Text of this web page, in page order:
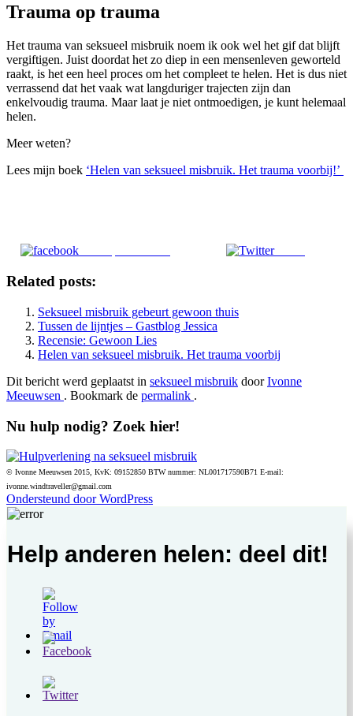
Trauma op trauma
Het trauma van seksueel misbruik noem ik ook wel het gif dat blijft
vergiftigen. Juist doordat het zo diep in een mensenleven geworteld
raakt, is het een heel proces om het compleet te helen. Het is dus niet
verrassend dat het vaak wat langduriger trajecten zijn dan
enkelvoudig trauma. Maar laat je niet ontmoedigen, je kunt helemaal
helen.
Meer weten?
Lees mijn boek ‘Helen van seksueel misbruik. Het trauma voorbij!’
Tweet
Related posts:
Seksueel misbruik gebeurt gewoon thuis
Tussen de lijntjes – Gastblog Jessica
Recensie: Gewoon Lies
Helen van seksueel misbruik. Het trauma voorbij
Dit bericht werd geplaatst in seksueel misbruik doorIvonne
Meeuwsen . Bookmark de permalink .
Nu hulp nodig? Zoek hier!
© Ivonne Meeuwsen 2015, KvK: 09152850 BTW nummer: NL001717590B71 E-mail:
ivonne.windtraveller@gmail.com
Ondersteund door WordPress
Help anderen helen: deel dit!